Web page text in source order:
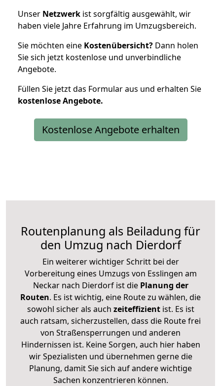
Unser Netzwerk ist sorgfältig ausgewählt, wir
haben viele Jahre Erfahrung im Umzugsbereich.
Sie möchten eine Kostenübersicht? Dann holen
Sie sich jetzt kostenlose und unverbindliche
Angebote.
Füllen Sie jetzt das Formular aus und erhalten Sie
kostenloseAngebote.
Kostenlose Angebote erhalten
Routenplanung als Beiladung für
den Umzug nach Dierdorf
Ein weiterer wichtiger Schritt bei der
Vorbereitung eines Umzugs von Esslingen am
Neckar nach Dierdorf ist diePlanung der
Routen. Es ist wichtig, eine Route zu wählen, die
sowohl sicher als auch zeiteffizientist. Es ist
auch ratsam, sicherzustellen, dass die Route frei
von Straßensperrungen und anderen
Hindernissen ist. Keine Sorgen, auch hier haben
wir Spezialisten und übernehmen gerne die
Planung, damit Sie sich auf andere wichtige
Sachen konzentrieren können.